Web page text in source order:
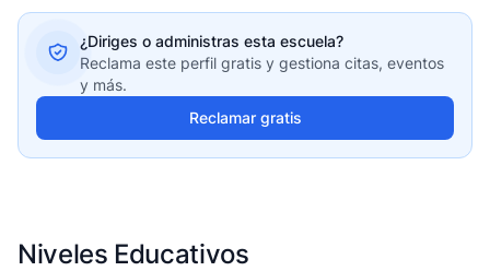
¿Diriges o administras esta escuela?
Reclama este perfil gratis y gestiona citas, eventos
y más.
Reclamar gratis
Niveles Educativos